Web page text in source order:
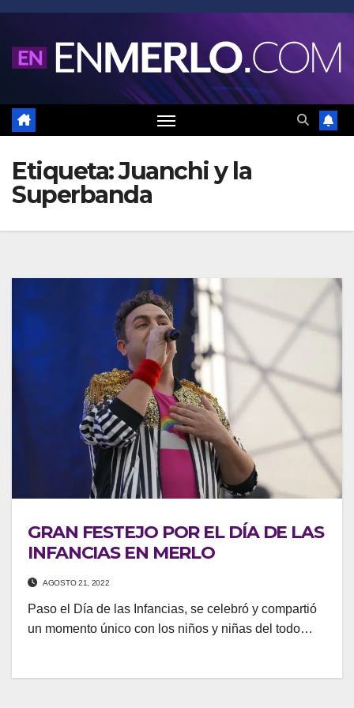
Saltar
contenido
Etiqueta:Juanchi y la
Superbanda
GRAN FESTEJO POR EL DÍA DE LAS
INFANCIAS EN MERLO
AGOSTO 21, 2022
Paso el Día de las Infancias, se celebró y compartió
un momento único con los niños y niñas del todo…